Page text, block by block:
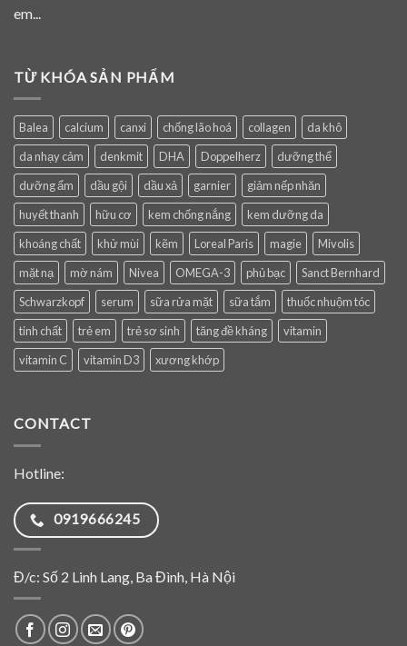
em...
TỪ KHÓA SẢN PHẨM
Balea calcium canxi chống lão hoá collagen
da khô
da nhạy cảm
denkmit DHA Doppelherz
dưỡng thể
dưỡng ẩm
dầu gội dầu xả garnier
giảm nếp nhăn
huyết thanh
hữu cơ kem chống nắng
kem dưỡng da
khoáng chất
khử mùi kẽm Loreal Paris magie
Mivolis
mặt nạ
mờ nám Nivea OMEGA-3 phủ bạc
Sanct Bernhard
Schwarzkopf
serum sữa rửa mặt sữa tắm
thuốc nhuộm tóc
tinh chất
trẻ em trẻ sơ sinh tăng đề kháng
vitamin
vitamin C
vitamin D3 xương khớp
CONTACT
Hotline:
0919666245
Đ/c: Số 2 Linh Lang, Ba Đình, Hà Nội